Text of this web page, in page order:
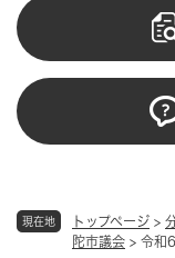
現在地 トップページ >
陀市議会 > 令和